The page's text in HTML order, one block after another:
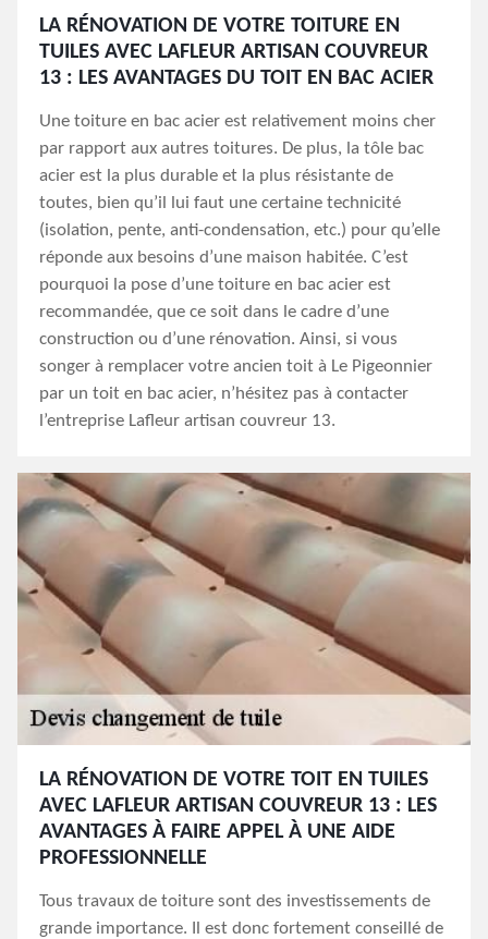
LA RÉNOVATION DE VOTRE TOITURE EN
TUILES AVEC LAFLEUR ARTISAN COUVREUR
13 : LES AVANTAGES DU TOIT EN BAC ACIER
Une toiture en bac acier est relativement moins cher
par rapport aux autres toitures. De plus, la tôle bac
acier est la plus durable et la plus résistante de
toutes, bien qu’il lui faut une certaine technicité
(isolation, pente, anti-condensation, etc.) pour qu’elle
réponde aux besoins d’une maison habitée. C’est
pourquoi la pose d’une toiture en bac acier est
recommandée, que ce soit dans le cadre d’une
construction ou d’une rénovation. Ainsi, si vous
songer à remplacer votre ancien toit à Le Pigeonnier
par un toit en bac acier, n’hésitez pas à contacter
l’entreprise Lafleur artisan couvreur 13.
LA RÉNOVATION DE VOTRE TOIT EN TUILES
AVEC LAFLEUR ARTISAN COUVREUR 13 : LES
AVANTAGES À FAIRE APPEL À UNE AIDE
PROFESSIONNELLE
Tous travaux de toiture sont des investissements de
grande importance. Il est donc fortement conseillé de